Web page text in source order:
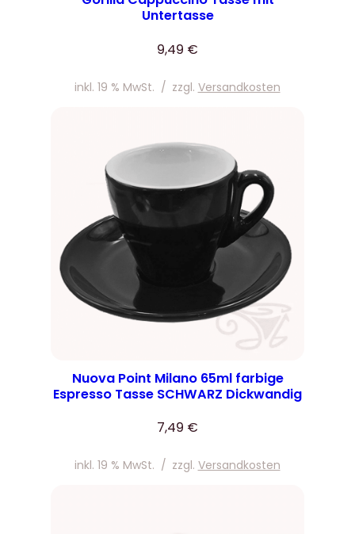
Untertasse
9,49 €
inkl. 19 % MwSt. / zzgl. Versandkosten
Nuova Point Milano 65ml farbige
Espresso Tasse SCHWARZ Dickwandig
7,49 €
inkl. 19 % MwSt. / zzgl. Versandkosten